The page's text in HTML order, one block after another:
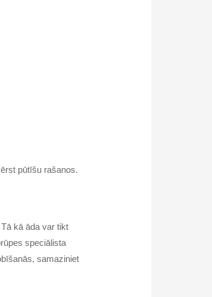
pūtīšu rašanos.
kā āda var tikt
speciālista
samaziniet